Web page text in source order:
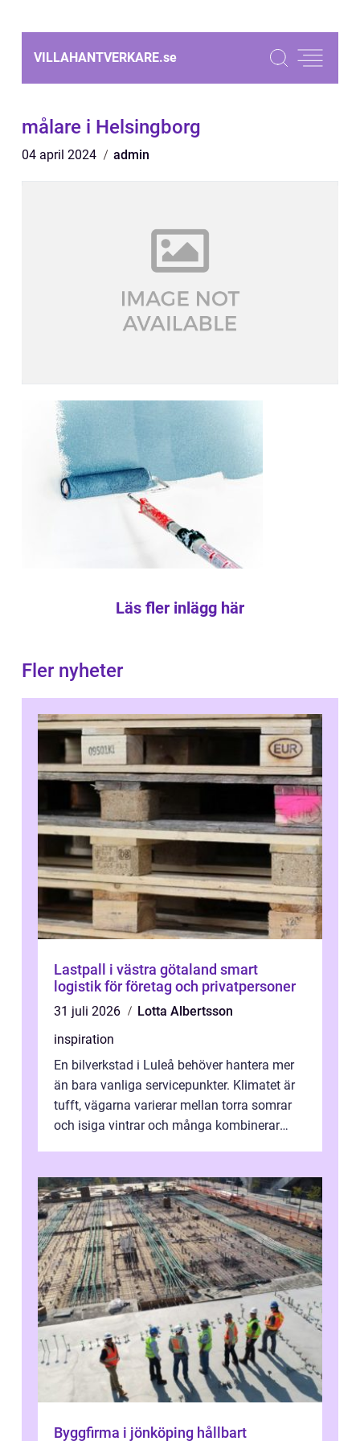
VILLAHANTVERKARE.se
målare i Helsingborg
04 april 2024 admin
Läs fler inlägg här
Fler nyheter
Lastpall i västra götaland smart
logistik för företag och privatpersoner
31 juli 2026
Lotta Albertsson
inspiration
En bilverkstad i Luleå behöver hantera mer
än bara vanliga servicepunkter. Klimatet är
tufft, vägarna varierar mellan torra somrar
och isiga vintrar och många kombinerar
Byggfirma i jönköping hållbart